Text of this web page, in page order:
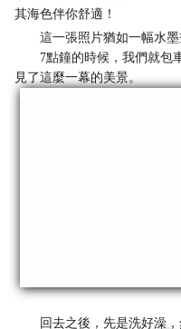
其海色伴你舒適！
這一張照片猶如一幅水
7點鐘的時候，我們就包
見了這麼一幕的美景。
回去之後，先是洗好澡